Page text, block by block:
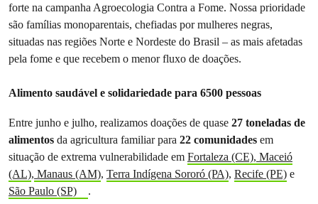
forte na campanha Agroecologia Contra a Fome. Nossa prioridade
são famílias monoparentais, chefiadas por mulheres negras,
situadas nas regiões Norte e Nordeste do Brasil – as mais afetadas
pela fome e que recebem o menor fluxo de doações.
Alimento saudável e solidariedade para 6500 pessoas
Entre junho e julho, realizamos doações de quase 27 toneladas de
alimentos da agricultura familiar para 22 comunidades em
situação de extrema vulnerabilidade em Fortaleza (CE), Maceió
(AL), Manaus (AM), Terra Indígena Sororó (PA), Recife (PE) e
São Paulo (SP)
.